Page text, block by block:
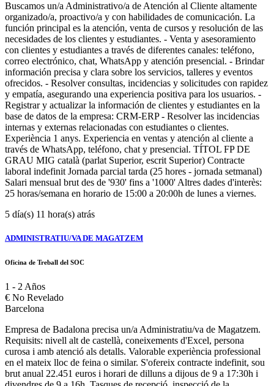
Buscamos un/a Administrativo/a de Atención al Cliente altamente
organizado/a, proactivo/a y con habilidades de comunicación. La
función principal es la atención, venta de cursos y resolución de las
necesidades de los clientes y estudiantes. - Venta y asesoramiento
con clientes y estudiantes a través de diferentes canales: teléfono,
correo electrónico, chat, WhatsApp y atención presencial. - Brindar
información precisa y clara sobre los servicios, talleres y eventos
ofrecidos. - Resolver consultas, incidencias y solicitudes con rapidez
y empatía, asegurando una experiencia positiva para los usuarios. -
Registrar y actualizar la información de clientes y estudiantes en la
base de datos de la empresa: CRM-ERP - Resolver las incidencias
internas y externas relacionadas con estudiantes o clientes.
Experiència 1 anys. Experiencia en ventas y atención al cliente a
través de WhatsApp, teléfono, chat y presencial. TÍTOL FP DE
GRAU MIG català (parlat Superior, escrit Superior) Contracte
laboral indefinit Jornada parcial tarda (25 hores - jornada setmanal)
Salari mensual brut des de '930' fins a '1000' Altres dades d'interès:
25 horas/semana en horario de 15:00 a 20:00h de lunes a viernes.
5 día(s) 11 hora(s) atrás
ADMINISTRATIU/VA DE MAGATZEM
Oficina de Treball del SOC
1 - 2 Años
€ No Revelado
Barcelona
Empresa de Badalona precisa un/a Administratiu/va de Magatzem.
Requisits: nivell alt de castellà, coneixements d'Excel, persona
curosa i amb atenció als detalls. Valorable experiència professional
en el mateix lloc de feina o similar. S'ofereix contracte indefinit, sou
brut anual 22.451 euros i horari de dilluns a dijous de 9 a 17:30h i